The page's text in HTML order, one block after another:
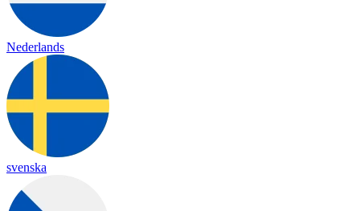
Nederlands
svenska